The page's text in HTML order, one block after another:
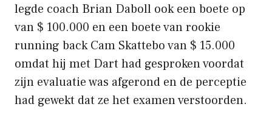
legde coach Brian Daboll ook een boete op
van $ 100.000 en een boete van rookie
running back Cam Skattebo van $ 15.000
omdat hij met Dart had gesproken voordat
zijn evaluatie was afgerond en de perceptie
had gewekt dat ze het examen verstoorden.